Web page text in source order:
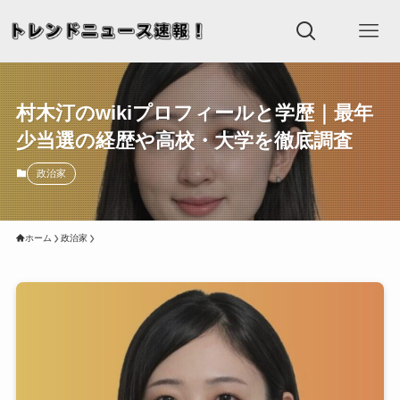
村木汀のwikiプロフィールと学歴｜最年
少当選の経歴や高校・大学を徹底調査
政治家
ホーム 政治家